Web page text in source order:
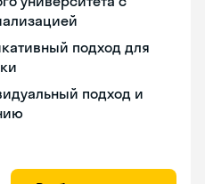
подход для
подход и